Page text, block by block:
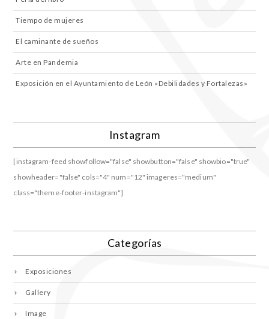
Tiempo de mujeres
El caminante de sueños
Arte en Pandemia
Exposición en el Ayuntamiento de León «Debilidades y Fortalezas»
Instagram
[instagram-feed showfollow="false" showbutton="false" showbio="true"
showheader="false" cols="4" num="12" imageres="medium"
class="theme-footer-instagram"]
Categorías
Exposiciones
Gallery
Image